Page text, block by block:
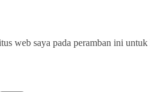
web saya pada peramban ini